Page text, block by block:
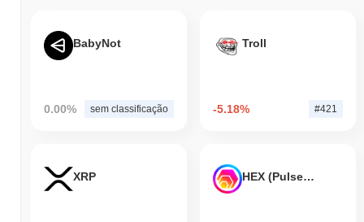
BabyNot
0.00% sem classificação
Troll
-5.18% #421
XRP HEX (Pulsechain)